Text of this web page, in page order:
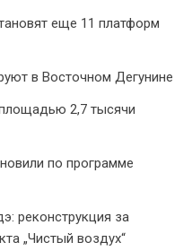
еще 11 платформ
в Восточном Дегунине
2,7 тысячи
по программе
реконструкция за
„Чистый воздух“